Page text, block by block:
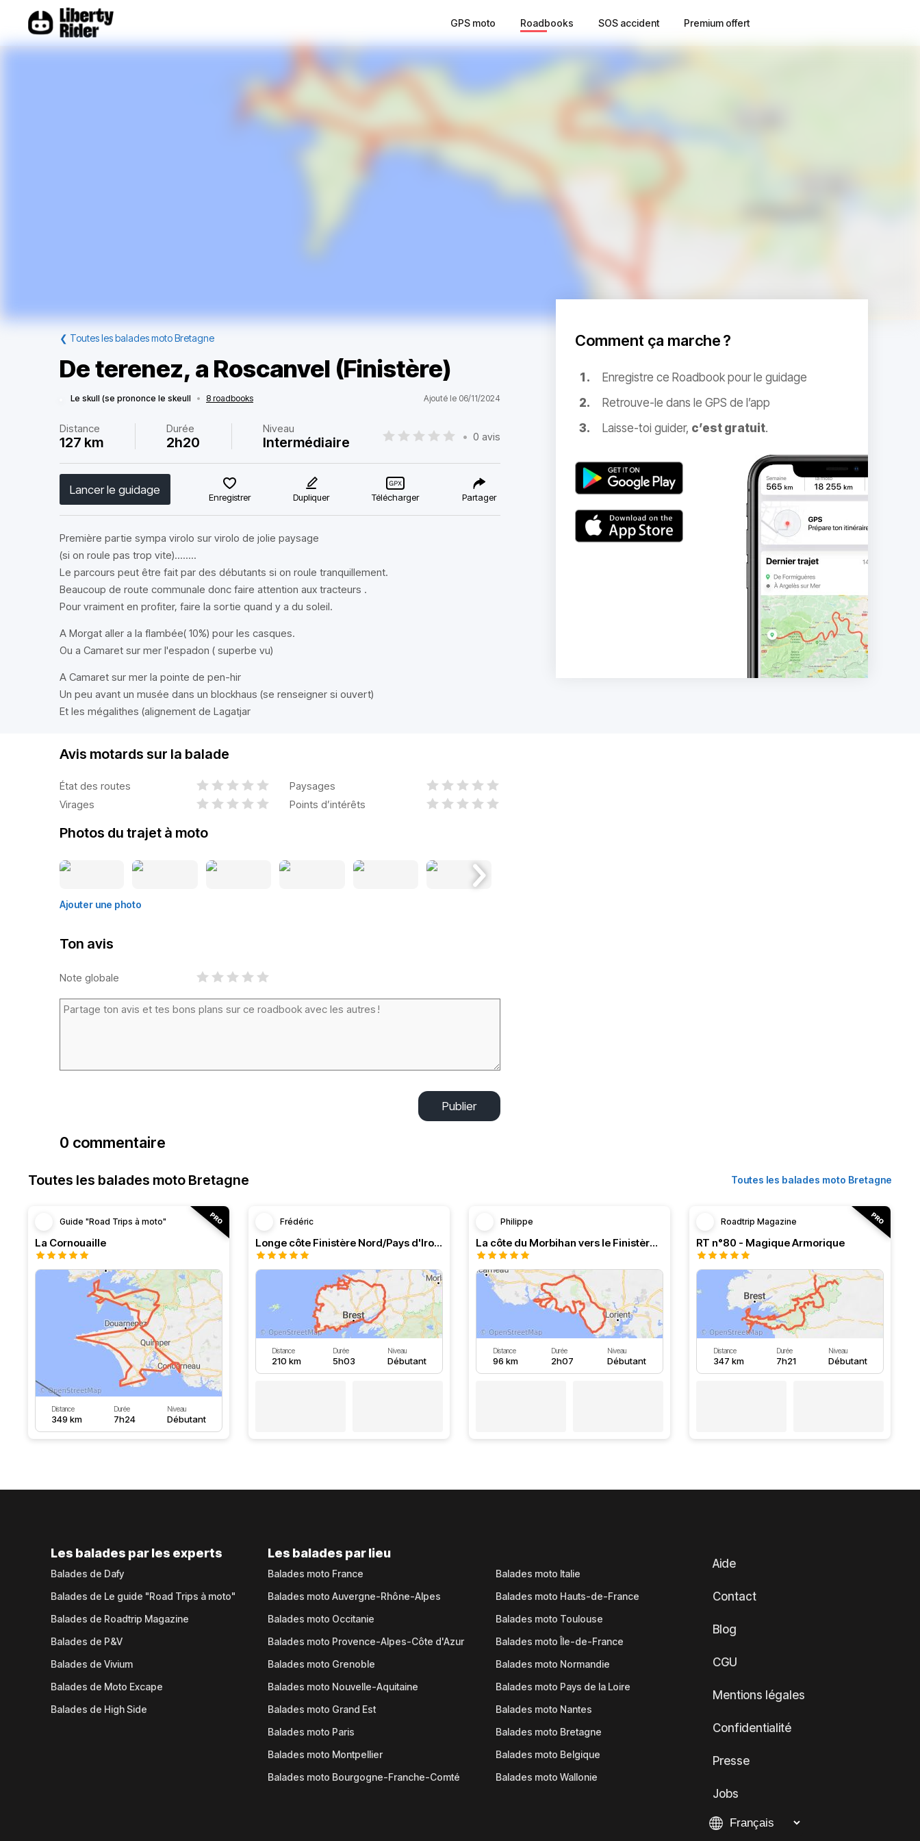
GPS moto Roadbooks SOS accident Premium offert
❮ Toutes les balades moto Bretagne
De terenez, a Roscanvel (Finistère)
Le skull (se prononce le skeull • 8 roadbooks Ajouté le 06/11/2024
Distance
127 km
Durée
2h20
Niveau
Intermédiaire • 0 avis
Lancer le guidage
Enregistrer Dupliquer Télécharger Partager
Première partie sympa virolo sur virolo de jolie paysage
(si on roule pas trop vite)........
Le parcours peut être fait par des débutants si on roule tranquillement.
Beaucoup de route communale donc faire attention aux tracteurs .
Pour vraiment en profiter, faire la sortie quand y a du soleil.
A Morgat aller a la flambée( 10%) pour les casques.
Ou a Camaret sur mer l'espadon ( superbe vu)
A Camaret sur mer la pointe de pen-hir
Un peu avant un musée dans un blockhaus (se renseigner si ouvert)
Et les mégalithes (alignement de Lagatjar
Comment ça marche ?
Enregistre ce Roadbook pour le guidage
Retrouve-le dans le GPS de l’app
Laisse-toi guider, c’est gratuit.
Avis motards sur la balade
État des routes
Paysages
Virages
Points d’intérêts
Photos du trajet à moto
Ajouter une photo
Ton avis
Note globale
Publier
0 commentaire
Toutes les balades moto Bretagne Toutes les balades moto Bretagne
Guide "Road Trips à moto"
La Cornouaille
Distance
349 km
Durée
7h24
Niveau
Débutant
Frédéric
Longe côte Finistère Nord/Pays d'Iroise
Distance
210 km
Durée
5h03
Niveau
Débutant
Philippe
La côte du Morbihan vers le Finistère retour par les terres
Distance
96 km
Durée
2h07
Niveau
Débutant
Roadtrip Magazine
RT n°80 - Magique Armorique
Distance
347 km
Durée
7h21
Niveau
Débutant
Les balades par les experts
Balades de Dafy
Balades de Le guide "Road Trips à moto"
Balades de Roadtrip Magazine
Balades de P&V
Balades de Vivium
Balades de Moto Excape
Balades de High Side
Les balades par lieu
Balades moto France
Balades moto Auvergne-Rhône-Alpes
Balades moto Occitanie
Balades moto Provence-Alpes-Côte d'Azur
Balades moto Grenoble
Balades moto Nouvelle-Aquitaine
Balades moto Grand Est
Balades moto Paris
Balades moto Montpellier
Balades moto Bourgogne-Franche-Comté
Balades moto Italie
Balades moto Hauts-de-France
Balades moto Toulouse
Balades moto Île-de-France
Balades moto Normandie
Balades moto Pays de la Loire
Balades moto Nantes
Balades moto Bretagne
Balades moto Belgique
Balades moto Wallonie
Aide
Contact
Blog
CGU
Mentions légales
Confidentialité
Presse
Jobs